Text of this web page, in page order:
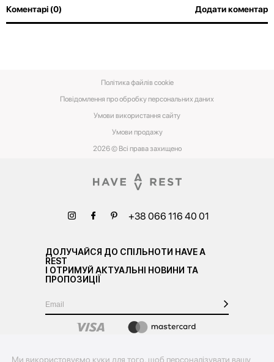
Коментарі (0) Додати коментар
2026 © Всі права захищено
Повідомлення про обробку персональних даних
Умови використання сайту
Умови‌ ‌продажу‌
Політика файлів cookie
+38 066 116 40 01
ДОЛУЧАЙСЯ ДО СПІЛЬНОТИ HAVE A
REST
І ОТРИМУЙ АКТУАЛЬНІ НОВИНИ ТА
ПРОПОЗИЦІЇ
Ми використовуємо куки для того, щоб персоналізувати вашу